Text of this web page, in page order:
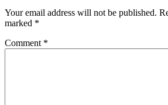
Your email address will not be published.
marked *
Comment *